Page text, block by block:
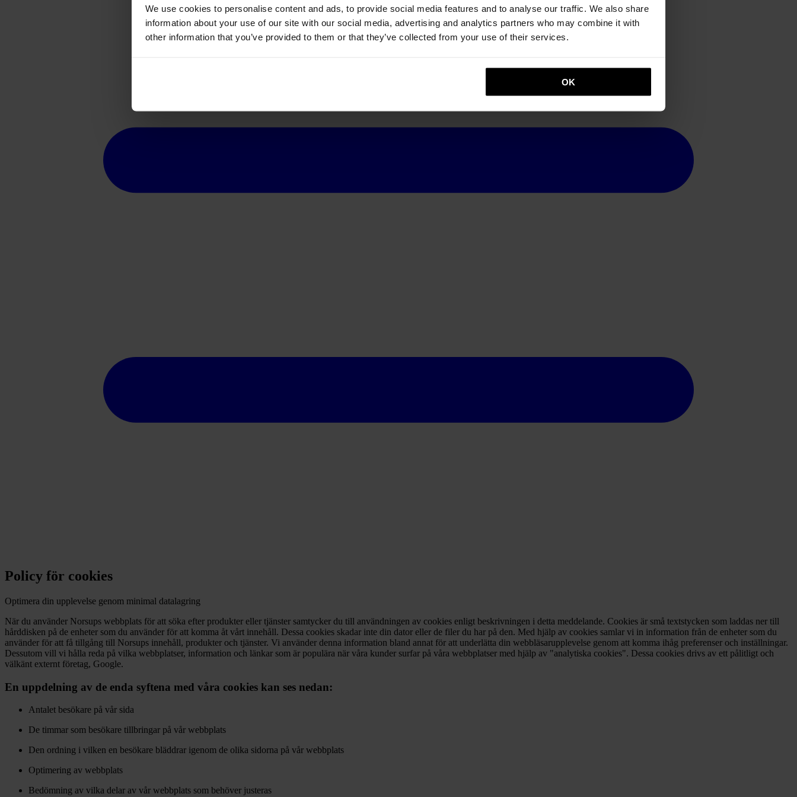
We use cookies to personalise content and ads, to provide social media features and to analyse our traffic. We also share
information about your use of our site with our social media, advertising and analytics partners who may combine it with
other information that you’ve provided to them or that they’ve collected from your use of their services.
OK
Policy för cookies
Optimera din upplevelse genom minimal datalagring
När du använder Norsups webbplats för att söka efter produkter eller tjänster samtycker du till användningen av cookies enligt beskrivningen i detta meddelande. Cookies är små textstycken som laddas ner till
hårddisken på de enheter som du använder för att komma åt vårt innehåll. Dessa cookies skadar inte din dator eller de filer du har på den. Med hjälp av cookies samlar vi in information från de enheter som du
använder för att få tillgång till Norsups innehåll, produkter och tjänster. Vi använder denna information bland annat för att underlätta din webbläsarupplevelse genom att komma ihåg preferenser och inställningar.
Dessutom vill vi hålla reda på vilka webbplatser, information och länkar som är populära när våra kunder surfar på våra webbplatser med hjälp av "analytiska cookies". Dessa cookies drivs av ett pålitligt och
välkänt externt företag, Google.
En uppdelning av de enda syftena med våra cookies kan ses nedan:
Antalet besökare på vår sida
De timmar som besökare tillbringar på vår webbplats
Den ordning i vilken en besökare bläddrar igenom de olika sidorna på vår webbplats
Optimering av webbplats
Bedömning av vilka delar av vår webbplats som behöver justeras